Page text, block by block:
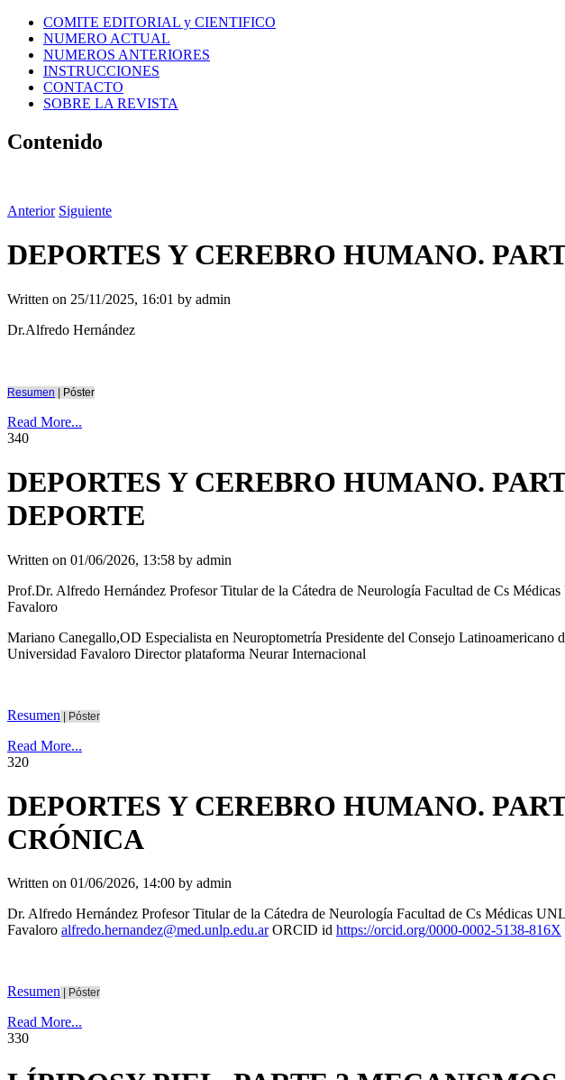
COMITE EDITORIAL y CIENTIFICO
NUMERO ACTUAL
NUMEROS ANTERIORES
INSTRUCCIONES
CONTACTO
SOBRE LA REVISTA
Contenido
Anterior Siguiente
DEPORTES Y CEREBRO HUMANO.
Written on 25/11/2025, 16:01 by admin
Dr.Alfredo Hernández
Resumen | Póster
Read More...
340
DEPORTES Y CEREBRO HUMANO.
DEPORTE
Written on 01/06/2026, 13:58 by admin
Prof.Dr. Alfredo Hernández Profesor Titular de la Cátedra de Neurología Facultad de Cs
Favaloro
Mariano Canegallo,OD Especialista en Neuroptometría Presidente del Consejo
Universidad Favaloro Director plataforma Neurar Internacional
Resumen | Póster
Read More...
320
DEPORTES Y CEREBRO HUMANO.
CRÓNICA
Written on 01/06/2026, 14:00 by admin
Dr. Alfredo Hernández Profesor Titular de la Cátedra de Neurología Facultad de Cs Médicas
Favaloro alfredo.hernandez@med.unlp.edu.arORCID id https://orcid.org/0000-0002-5138-816X
Resumen Póster
Read More...
330